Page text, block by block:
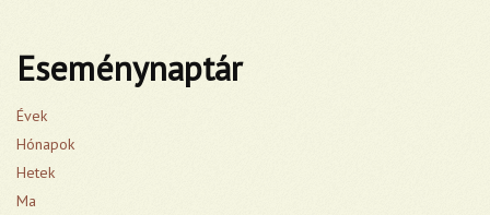
Eseménynaptár
Évek
Hónapok
Hetek
Ma